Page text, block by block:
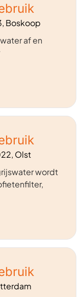
Boskoop
af en
Olst
wordt